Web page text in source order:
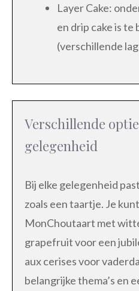
Layer Cake:
en drip cake is te
(verschillende
Verschillende
gelegenheid
Bij elke gelegenheid
zoals een taartje. Je
MonChoutaart met
grapefruit voor een
aux cerises voor
belangrijke thema’s en